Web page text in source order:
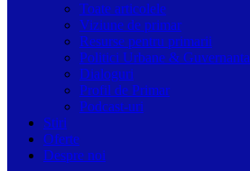
Toate articolele
Viziune de primar
Resurse pentru primarii
Politici Urbane & Guvernanta
Dialoguri
Profil de Primar
Podcast-uri
Stiri
Oferte
Despre noi